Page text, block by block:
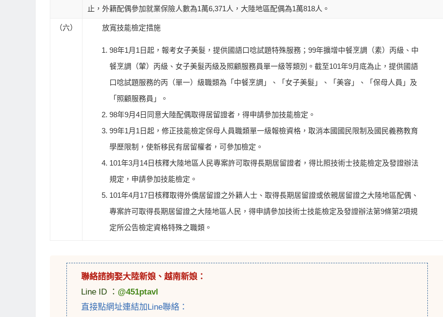
止，外籍配偶參加就業保險人數為1萬6,371人，大陸地區配偶為1萬818人。
（六） 放寬技能檢定措施
98年1月1日起，報考女子美髮，提供國語口唸試題特殊服務；99年擴增中餐烹調（素）丙級、中
餐烹調（葷）丙級、女子美髮丙級及照顧服務員單一級等類別。截至101年9月底為止，提供國語
口唸試題服務的丙（單一）級職類為「中餐烹調」、「女子美髮」、「美容」、「保母人員」及
「照顧服務員」。
98年9月4日同意大陸配偶取得居留證者，得申請參加技能檢定。
99年1月1日起，修正技能檢定保母人員職類單一級報檢資格，取消本國國民限制及國民義務教育
學歷限制，使新移民有居留權者，可參加檢定。
101年3月14日核釋大陸地區人民專案許可取得長期居留證者，得比照技術士技能檢定及發證辦法
規定，申請參加技能檢定。
101年4月17日核釋取得外僑居留證之外籍人士、取得長期居留證或依親居留證之大陸地區配偶、
專案許可取得長期居留證之大陸地區人民，得申請參加技術士技能檢定及發證辦法第9條第2項規
定所公告檢定資格特殊之職類。
聯絡諮詢娶大陸新娘 、越南新娘 ：
Line ID ： @451ptavl
直接點網址連結加Line聯絡：